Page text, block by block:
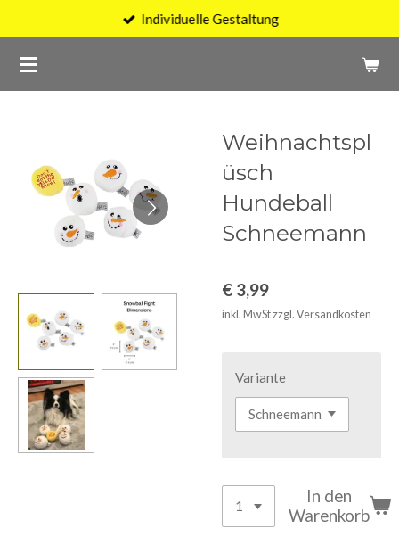
springen
Individuelle Gestaltung
Weihnachtspl
üsch
Hundeball
Schneemann
€ 3,99
inkl. MwSt zzgl. Versandkosten
Variante
In den
Warenkorb